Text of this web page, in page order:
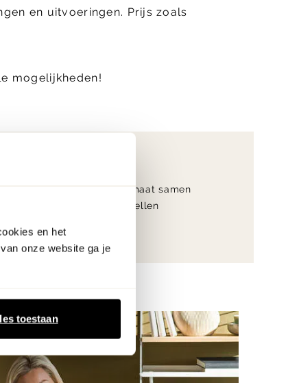
en het
onze website ga je
toestaan
en uitvoeringen. Prijs zoals
mogelijkheden!
Op maat samen
te stellen